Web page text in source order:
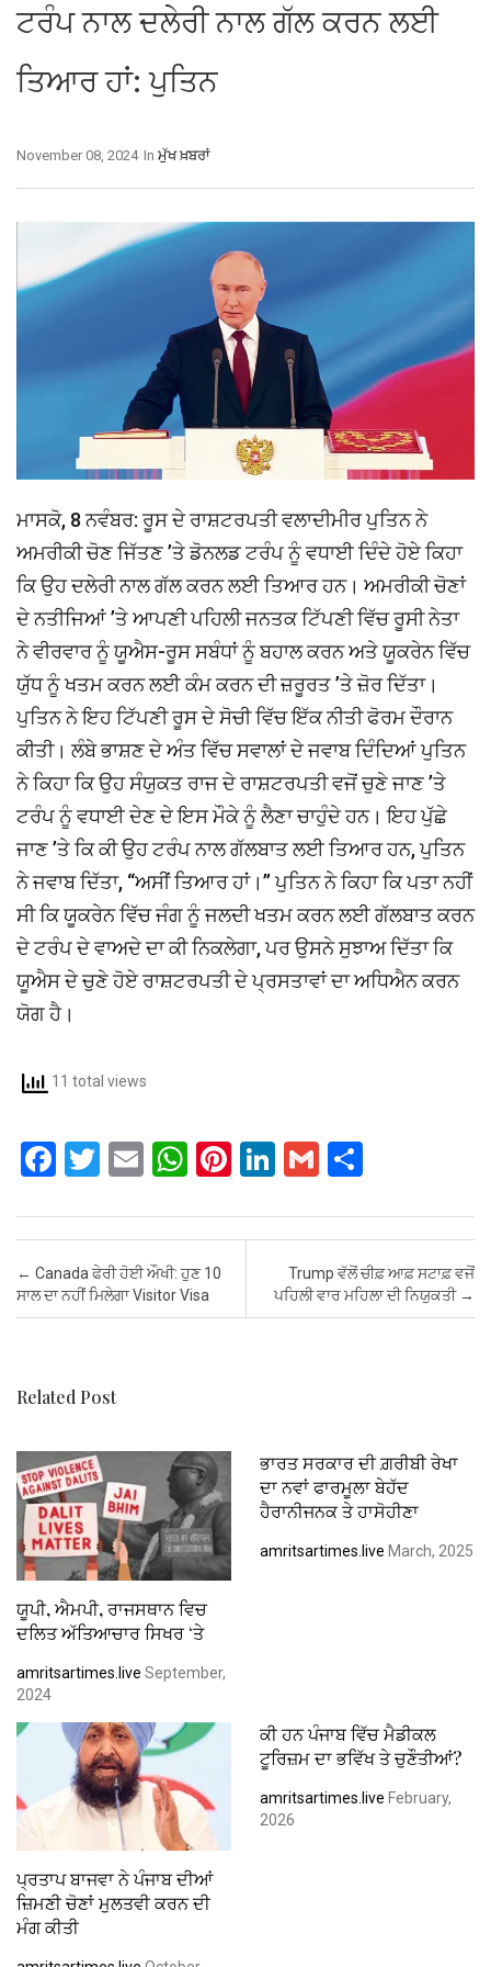
ਟਰੰਪ ਨਾਲ ਦਲੇਰੀ ਨਾਲ ਗੱਲ ਕਰਨ ਲਈ
ਤਿਆਰ ਹਾਂ: ਪੁਤਿਨ
In ਮੁੱਖ ਖ਼ਬਰਾਂ
November 08, 2024
ਮਾਸਕੋ, 8 ਨਵੰਬਰ: ਰੂਸ ਦੇ ਰਾਸ਼ਟਰਪਤੀ ਵਲਾਦੀਮੀਰ ਪੁਤਿਨ ਨੇ
ਅਮਰੀਕੀ ਚੋਣ ਜਿੱਤਣ ’ਤੇ ਡੋਨਲਡ ਟਰੰਪ ਨੂੰ ਵਧਾਈ ਦਿੰਦੇ ਹੋਏ ਕਿਹਾ
ਕਿ ਉਹ ਦਲੇਰੀ ਨਾਲ ਗੱਲ ਕਰਨ ਲਈ ਤਿਆਰ ਹਨ। ਅਮਰੀਕੀ ਚੋਣਾਂ
ਦੇ ਨਤੀਜਿਆਂ ’ਤੇ ਆਪਣੀ ਪਹਿਲੀ ਜਨਤਕ ਟਿੱਪਣੀ ਵਿੱਚ ਰੂਸੀ ਨੇਤਾ
ਨੇ ਵੀਰਵਾਰ ਨੂੰ ਯੂਐਸ-ਰੂਸ ਸਬੰਧਾਂ ਨੂੰ ਬਹਾਲ ਕਰਨ ਅਤੇ ਯੂਕਰੇਨ ਵਿੱਚ
ਯੁੱਧ ਨੂੰ ਖਤਮ ਕਰਨ ਲਈ ਕੰਮ ਕਰਨ ਦੀ ਜ਼ਰੂਰਤ ’ਤੇ ਜ਼ੋਰ ਦਿੱਤਾ।
ਪੁਤਿਨ ਨੇ ਇਹ ਟਿੱਪਣੀ ਰੂਸ ਦੇ ਸੋਚੀ ਵਿੱਚ ਇੱਕ ਨੀਤੀ ਫੋਰਮ ਦੌਰਾਨ
ਕੀਤੀ। ਲੰਬੇ ਭਾਸ਼ਣ ਦੇ ਅੰਤ ਵਿੱਚ ਸਵਾਲਾਂ ਦੇ ਜਵਾਬ ਦਿੰਦਿਆਂ ਪੁਤਿਨ
ਨੇ ਕਿਹਾ ਕਿ ਉਹ ਸੰਯੁਕਤ ਰਾਜ ਦੇ ਰਾਸ਼ਟਰਪਤੀ ਵਜੋਂ ਚੁਣੇ ਜਾਣ ’ਤੇ
ਟਰੰਪ ਨੂੰ ਵਧਾਈ ਦੇਣ ਦੇ ਇਸ ਮੌਕੇ ਨੂੰ ਲੈਣਾ ਚਾਹੁੰਦੇ ਹਨ। ਇਹ ਪੁੱਛੇ
ਜਾਣ ’ਤੇ ਕਿ ਕੀ ਉਹ ਟਰੰਪ ਨਾਲ ਗੱਲਬਾਤ ਲਈ ਤਿਆਰ ਹਨ, ਪੁਤਿਨ
ਨੇ ਜਵਾਬ ਦਿੱਤਾ, ‘‘ਅਸੀਂ ਤਿਆਰ ਹਾਂ।’’ ਪੁਤਿਨ ਨੇ ਕਿਹਾ ਕਿ ਪਤਾ ਨਹੀਂ
ਸੀ ਕਿ ਯੂਕਰੇਨ ਵਿੱਚ ਜੰਗ ਨੂੰ ਜਲਦੀ ਖਤਮ ਕਰਨ ਲਈ ਗੱਲਬਾਤ ਕਰਨ
ਦੇ ਟਰੰਪ ਦੇ ਵਾਅਦੇ ਦਾ ਕੀ ਨਿਕਲੇਗਾ, ਪਰ ਉਸਨੇ ਸੁਝਾਅ ਦਿੱਤਾ ਕਿ
ਯੂਐਸ ਦੇ ਚੁਣੇ ਹੋਏ ਰਾਸ਼ਟਰਪਤੀ ਦੇ ਪ੍ਰਸਤਾਵਾਂ ਦਾ ਅਧਿਐਨ ਕਰਨ
ਯੋਗ ਹੈ।
11 total views
F
ce
b
o
T
tt
er
E
ail
W
at
s
A
Pi
er
Li
ke
dI
n
G
ail ar
e
Post navigation
← Canada ਫੇਰੀ ਹੋਈ ਔਖੀ: ਹੁਣ 10
ਸਾਲ ਦਾ ਨਹੀਂ ਮਿਲੇਗਾ Visitor Visa
Trump ਵੱਲੋਂ ਚੀਫ਼ ਆਫ਼ ਸਟਾਫ਼ ਵਜੋਂ
ਪਹਿਲੀ ਵਾਰ ਮਹਿਲਾ ਦੀ ਨਿਯੁਕਤੀ →
Related Post
ਯੂਪੀ, ਐਮਪੀ, ਰਾਜਸਥਾਨ ਵਿਚ
ਦਲਿਤ ਅੱਤਿਆਚਾਰ ਸਿਖਰ ‘ਤੇ
amritsartimes.live September,
2024
ਭਾਰਤ ਸਰਕਾਰ ਦੀ ਗ਼ਰੀਬੀ ਰੇਖਾ
ਦਾ ਨਵਾਂ ਫਾਰਮੂਲਾ ਬੇਹੱਦ
ਹੈਰਾਨੀਜਨਕ ਤੇ ਹਾਸੋਹੀਣਾ
amritsartimes.live March, 2025
ਪ੍ਰਤਾਪ ਬਾਜਵਾ ਨੇ ਪੰਜਾਬ ਦੀਆਂ
ਜ਼ਿਮਣੀ ਚੋਣਾਂ ਮੁਲਤਵੀ ਕਰਨ ਦੀ
ਮੰਗ ਕੀਤੀ
ਕੀ ਹਨ ਪੰਜਾਬ ਵਿੱਚ ਮੈਡੀਕਲ
ਟੂਰਿਜ਼ਮ ਦਾ ਭਵਿੱਖ ਤੇ ਚੁਣੌਤੀਆਂ?
amritsartimes.live February,
2026